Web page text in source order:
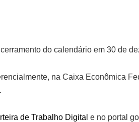
do calendário em 30 de
na Caixa Econômica
de Trabalho Digital e no portal